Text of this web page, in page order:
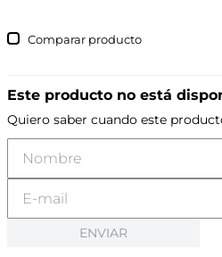
Comparar
Este producto no está
Quiero saber cuando este
ENVIAR